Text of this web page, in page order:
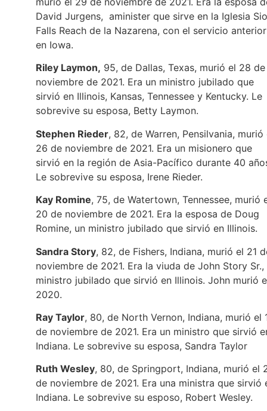
David Jurgens, aminister que sirve en la Iglesia
Falls Reach de la Nazarena, con el servicio anterior
en Iowa.
Riley Laymon, 95, de Dallas, Texas, murió el 28 de
noviembre de 2021. Era un ministro jubilado que
sirvió en Illinois, Kansas, Tennessee y Kentucky. Le
sobrevive su esposa, Betty Laymon.
Stephen Rieder, 82, de Warren, Pensilvania, murió
26 de noviembre de 2021. Era un misionero que
sirvió en la región de Asia-Pacífico durante 40
Le sobrevive su esposa, Irene Rieder.
Kay Romine, 75, de Watertown, Tennessee, murió
20 de noviembre de 2021. Era la esposa de Doug
Romine, un ministro jubilado que sirvió en Illinois.
Sandra Story, 82, de Fishers, Indiana, murió el 21
noviembre de 2021. Era la viuda de John Story Sr.,
ministro jubilado que sirvió en Illinois. John murió
2020.
Ray Taylor, 80, de North Vernon, Indiana, murió el
de noviembre de 2021. Era un ministro que sirvió
Indiana. Le sobrevive su esposa, Sandra Taylor
Ruth Wesley, 80, de Springport, Indiana, murió el
de noviembre de 2021. Era una ministra que sirvió
Indiana. Le sobrevive su esposo, Robert Wesley.